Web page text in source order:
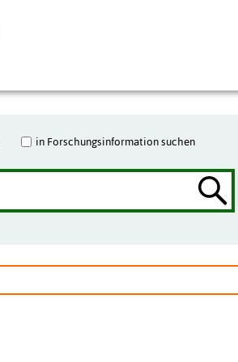
in Forschungsinformation suchen